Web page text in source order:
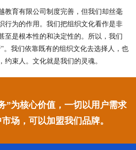
教育有限公司制度完善，但我们却丝毫
行为的作用。我们把组织文化看作是非
至是根本性的和决定性的。所以，我们
。我们依靠既有的组织文化去选择人，也
约束人。文化就是我们的灵魂。
”为核心价值，一切以用户需求
场，可以加盟我们品牌。